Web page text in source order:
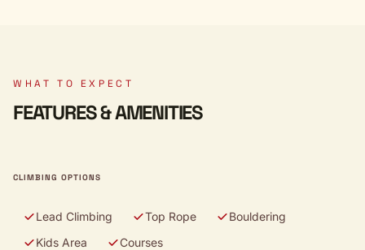
WHAT TO EXPECT
FEATURES & AMENITIES
CLIMBING OPTIONS
Lead Climbing Top Rope
Bouldering
Kids Area
Courses